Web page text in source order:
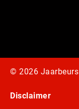
© 2026 Jaarbeurs
Disclaimer